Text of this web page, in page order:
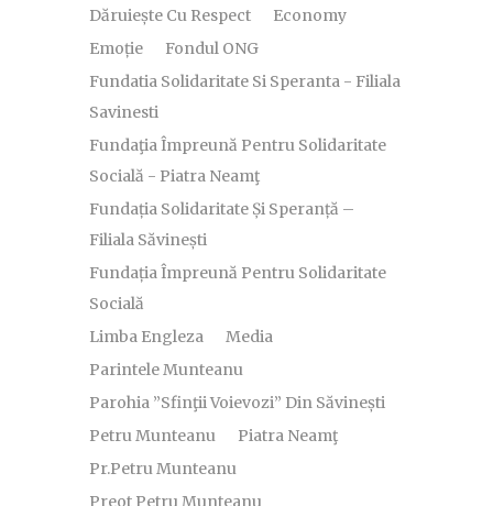
Dăruiește Cu Respect
Economy
Emoție
Fondul ONG
Fundatia Solidaritate Si Speranta - Filiala
Savinesti
Fundaţia Împreună Pentru Solidaritate
Socială - Piatra Neamţ
Fundația Solidaritate Și Speranță –
Filiala Săvinești
Fundația Împreună Pentru Solidaritate
Socială
Limba Engleza
Media
Parintele Munteanu
Parohia ”Sfinţii Voievozi” Din Săvinești
Petru Munteanu
Piatra Neamţ
Pr.Petru Munteanu
Preot Petru Munteanu